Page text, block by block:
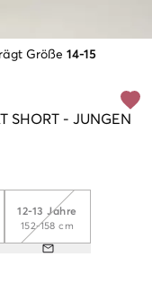
Größe 14-15
SHORT - JUNGEN
12-13 Jahre
152-158 cm